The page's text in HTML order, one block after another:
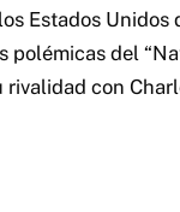
Estados
polémicas del
con